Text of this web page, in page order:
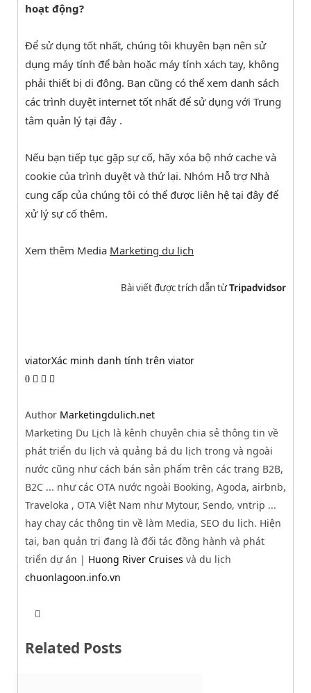
hoạt động?
Để sử dụng tốt nhất, chúng tôi khuyên bạn nên sử
dụng máy tính để bàn hoặc máy tính xách tay, không
phải thiết bị di động. Bạn cũng có thể xem danh sách
các trình duyệt internet tốt nhất để sử dụng với Trung
tâm quản lý tại đây .
Nếu bạn tiếp tục gặp sự cố, hãy xóa bộ nhớ cache và
cookie của trình duyệt và thử lại. Nhóm Hỗ trợ Nhà
cung cấp của chúng tôi có thể được liên hệ tại đây để
xử lý sự cố thêm.
Xem thêm Media Marketing du lịch
Bài viết được trích dẫn từTripadvidsor
viatorXác minh danh tính trên viator
0
Author Marketingdulich.net
Marketing Du Lịch là kênh chuyên chia sẻ thông tin về
phát triển du lịch và quảng bá du lịch trong và ngoài
nước cũng như cách bán sản phẩm trên các trang B2B,
B2C ... như các OTA nước ngoài Booking, Agoda, airbnb,
Traveloka , OTA Việt Nam như Mytour, Sendo, vntrip ...
hay chay các thông tin về làm Media, SEO du lịch. Hiện
tại, ban quản trị đang là đối tác đồng hành và phát
triển dự án | Huong River Cruises và du lịch
chuonlagoon.info.vn
t
Related Posts